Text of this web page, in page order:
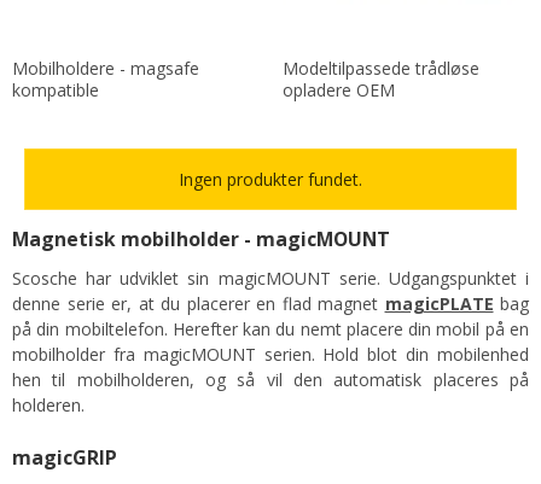
Mobilholdere - magsafe
kompatible
Modeltilpassede trådløse
opladere OEM
Ingen produkter fundet.
Magnetisk mobilholder - magicMOUNT
Scosche har udviklet sin magicMOUNT serie. Udgangspunktet i
denne serie er, at du placerer en flad magnet magicPLATE bag
på din mobiltelefon. Herefter kan du nemt placere din mobil på en
mobilholder fra magicMOUNT serien. Hold blot din mobilenhed
hen til mobilholderen, og så vil den automatisk placeres på
holderen.
magicGRIP